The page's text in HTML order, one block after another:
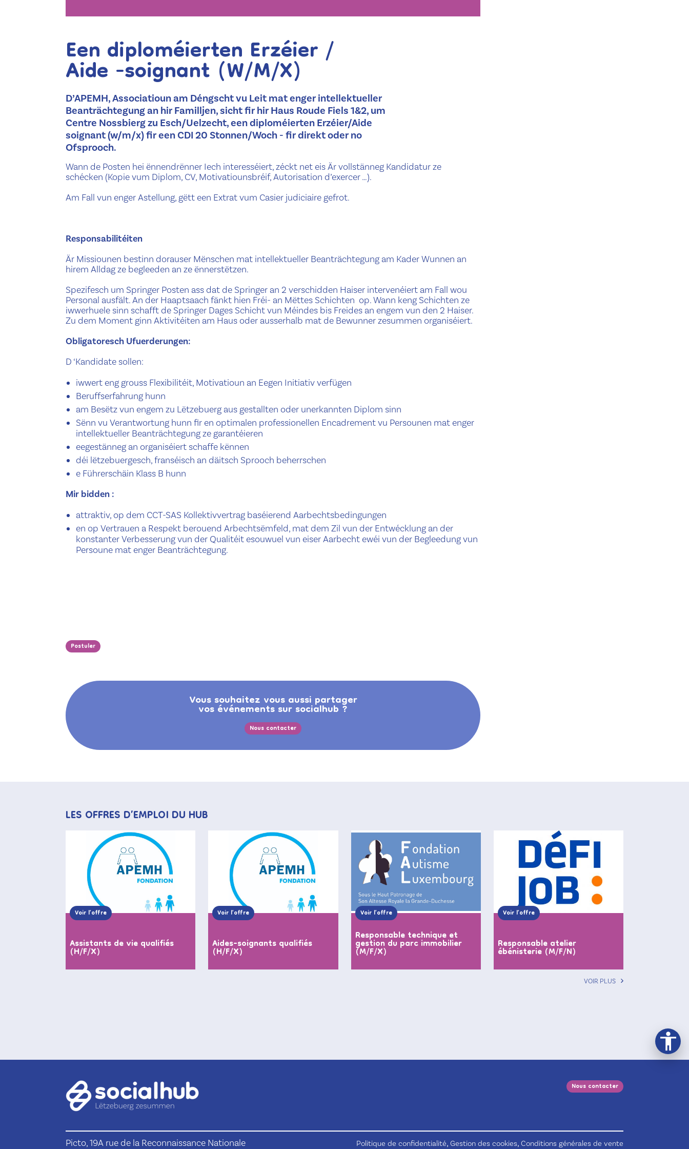
Een diploméierten Erzéier /
Aide -soignant (W/M/X)
D’APEMH, Associatioun am Déngscht vu Leit mat enger intellektueller
Beanträchtegung an hir Familljen, sicht fir hir Haus Roude Fiels 1&2, um
Centre Nossbierg zu Esch/Uelzecht, een diploméierten Erzéier/Aide
soignant (w/m/x) fir een CDI 20 Stonnen/Woch - fir direkt oder no
Ofsprooch.
Wann de Posten hei ënnendrënner Iech interesséiert, zéckt net eis Är vollstänneg Kandidatur ze
schécken (Kopie vum Diplom, CV, Motivatiounsbréif, Autorisation d’exercer …).
Am Fall vun enger Astellung, gëtt een Extrat vum Casier judiciaire gefrot.
Responsabilitéiten
Är Missiounen bestinn dorauser Mënschen mat intellektueller Beanträchtegung am Kader Wunnen an
hirem Alldag ze begleeden an ze ënnerstëtzen.
Spezifesch um Springer Posten ass dat de Springer an 2 verschidden Haiser intervenéiert am Fall wou
Personal ausfält. An der Haaptsaach fänkt hien Fréi- an Mëttes Schichten op. Wann keng Schichten ze
iwwerhuele sinn schafft de Springer Dages Schicht vun Méindes bis Freides an engem vun den 2 Haiser.
Zu dem Moment ginn Aktivitéiten am Haus oder ausserhalb mat de Bewunner zesummen organiséiert.
Obligatoresch Ufuerderungen:
D ‘Kandidate sollen:
iwwert eng grouss Flexibilitéit, Motivatioun an Eegen Initiativ verfügen
Beruffserfahrung hunn
am Besëtz vun engem zu Lëtzebuerg aus gestallten oder unerkannten Diplom sinn
Sënn vu Verantwortung hunn fir en optimalen professionellen Encadrement vu Persounen mat enger
intellektueller Beanträchtegung ze garantéieren
eegestänneg an organiséiert schaffe kënnen
déi lëtzebuergesch, franséisch an däitsch Sprooch beherrschen
e Führerschäin Klass B hunn
Mir bidden :
attraktiv, op dem CCT-SAS Kollektivvertrag baséierend Aarbechtsbedingungen
en op Vertrauen a Respekt berouend Arbechtsëmfeld, mat dem Zil vun der Entwécklung an der
konstanter Verbesserung vun der Qualitéit esouwuel vun eiser Aarbecht ewéi vun der Begleedung vun
Persoune mat enger Beanträchtegung.
Postuler
Vous souhaitez vous aussi partager
vos événements sur socialhub ?
Nous contacter
LES OFFRES D’EMPLOI DU HUB
Voir l’offre
Assistants de vie qualifiés
(H/F/X)
Voir l’offre
Aides-soignants qualifiés
(H/F/X)
Voir l’offre
Responsable technique et
gestion du parc immobilier
(M/F/X)
Voir l’offre
Responsable atelier
ébénisterie (M/F/N)
VOIR PLUS
Nous contacter
Picto, 19A rue de la Reconnaissance Nationale
Politique de confidentialité, Gestion des cookies, Conditions générales de vente